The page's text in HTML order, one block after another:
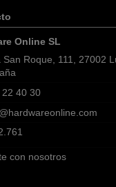
Online SL
San Roque, 111, 27002
22 40 30
con nosotros